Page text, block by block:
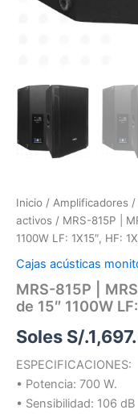
Inicio / Amplificadores /
activos / MRS-815P |
1100W LF: 1X15″, HF:
Cajas acústicas
MRS-815P |
de 15″ 1100W
Soles S/.
ESPECIFICACIONES:
• Potencia: 700 W.
• Sensibilidad: 106 dB